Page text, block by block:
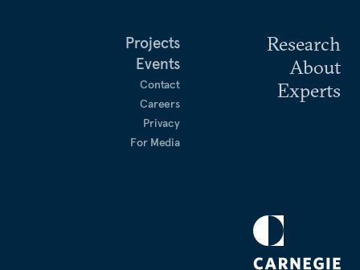
Research
About
Experts
Projects
Events
Contact
Careers
Privacy
For Media